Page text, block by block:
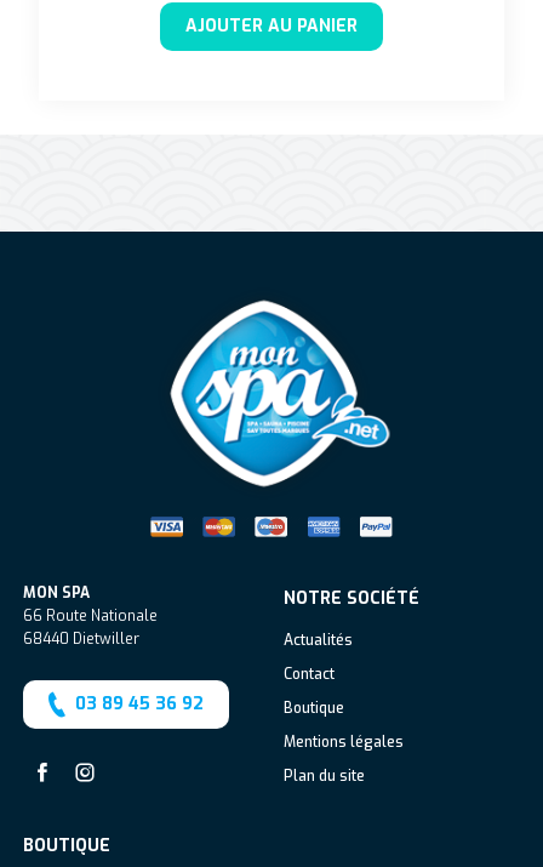
AJOUTER AU PANIER
MON SPA
66 Route Nationale
68440 Dietwiller
03 89 45 36 92
NOTRE SOCIÉTÉ
Actualités
Contact
Boutique
Mentions légales
Plan du site
BOUTIQUE